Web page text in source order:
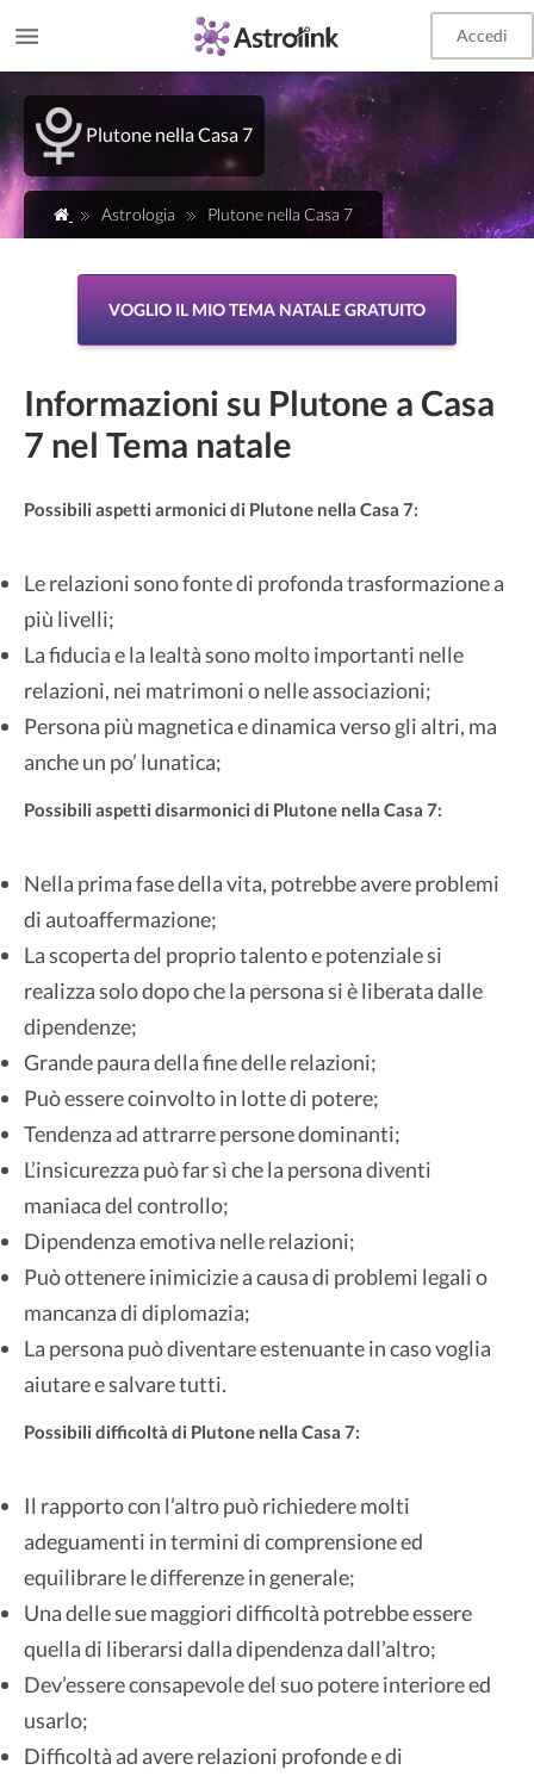
Accedi
Plutone nella Casa 7
Astrologia Plutone nella Casa 7
VOGLIO IL MIO TEMA NATALE GRATUITO
Informazioni su Plutone a Casa
7 nel Tema natale
Possibili aspetti armonici di Plutone nella Casa 7:
Le relazioni sono fonte di profonda trasformazione a
più livelli;
La fiducia e la lealtà sono molto importanti nelle
relazioni, nei matrimoni o nelle associazioni;
Persona più magnetica e dinamica verso gli altri, ma
anche un po’ lunatica;
Possibili aspetti disarmonici di Plutone nella Casa 7:
Nella prima fase della vita, potrebbe avere problemi
di autoaffermazione;
La scoperta del proprio talento e potenziale si
realizza solo dopo che la persona si è liberata dalle
dipendenze;
Grande paura della fine delle relazioni;
Può essere coinvolto in lotte di potere;
Tendenza ad attrarre persone dominanti;
L’insicurezza può far sì che la persona diventi
maniaca del controllo;
Dipendenza emotiva nelle relazioni;
Può ottenere inimicizie a causa di problemi legali o
mancanza di diplomazia;
La persona può diventare estenuante in caso voglia
aiutare e salvare tutti.
Possibili difficoltà di Plutone nella Casa 7:
Il rapporto con l’altro può richiedere molti
adeguamenti in termini di comprensione ed
equilibrare le differenze in generale;
Una delle sue maggiori difficoltà potrebbe essere
quella di liberarsi dalla dipendenza dall’altro;
Dev’essere consapevole del suo potere interiore ed
usarlo;
Difficoltà ad avere relazioni profonde e di